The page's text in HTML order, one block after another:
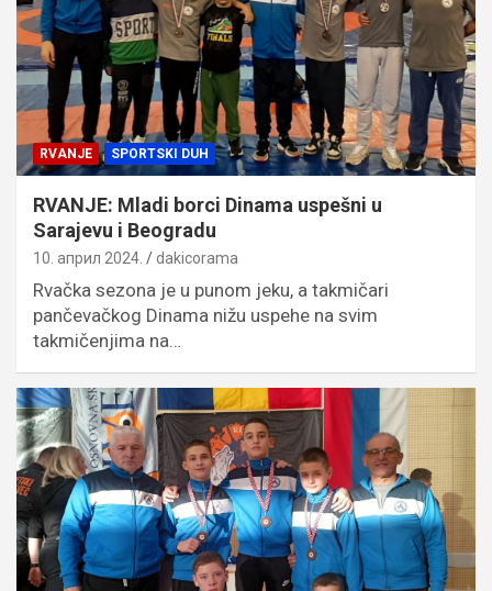
RVANJE SPORTSKI DUH
RVANJE: Mladi borci Dinama uspešni u
Sarajevu i Beogradu
10. април 2024. dakicorama
Rvačka sezona je u punom jeku, a takmičari
pančevačkog Dinama nižu uspehe na svim
takmičenjima na…